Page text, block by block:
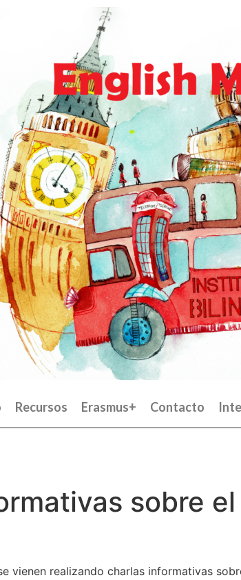
Recursos Erasmus+ Contacto
sobre
vienen realizando charlas informativas